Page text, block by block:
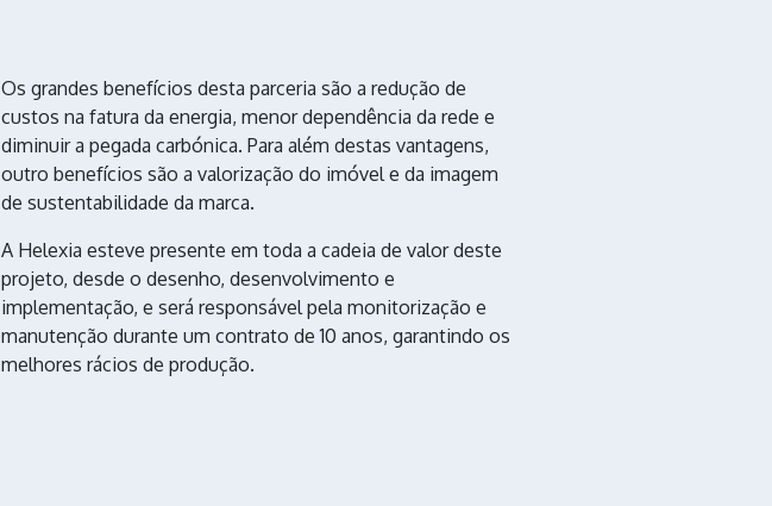
Os grandes benefícios desta parceria são a redução de
custos na fatura da energia, menor dependência da rede e
diminuir a pegada carbónica. Para além destas vantagens,
outro benefícios são a valorização do imóvel e da imagem
de sustentabilidade da marca.
A Helexia esteve presente em toda a cadeia de valor deste
projeto, desde o desenho, desenvolvimento e
implementação, e será responsável pela monitorização e
manutenção durante um contrato de 10 anos, garantindo os
melhores rácios de produção.